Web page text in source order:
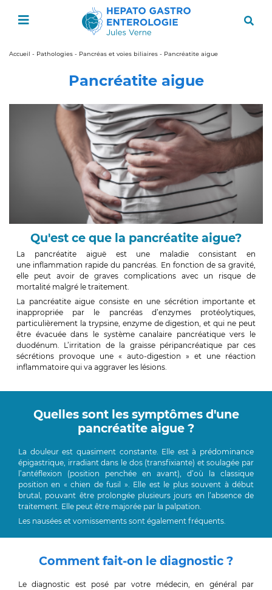
Accueil - Pathologies - Pancréas et voies biliaires - Pancréatite aigue
Pancréatite aigue
Qu'est ce que la pancréatite aigue?
La pancréatite aiguë est une maladie consistant en
une inflammation rapide du pancréas. En fonction de sa gravité,
elle peut avoir de graves complications avec un risque de
mortalité malgré le traitement.
La pancréatite aigue consiste en une sécrétion importante et
inappropriée par le pancréas d’enzymes protéolytiques,
particulièrement la trypsine, enzyme de digestion, et qui ne peut
être évacuée dans le système canalaire pancréatique vers le
duodénum. L’irritation de la graisse péripancréatique par ces
sécrétions provoque une « auto-digestion » et une réaction
inflammatoire qui va aggraver les lésions.
Quelles sont les symptômes d'une
pancréatite aigue ?
La douleur est quasiment constante. Elle est à prédominance
épigastrique, irradiant dans le dos (transfixiante) et soulagée par
l’antéflexion (position penchée en avant), d’où la classique
position en « chien de fusil ». Elle est le plus souvent à début
brutal, pouvant être prolongée plusieurs jours en l’absence de
traitement. Elle peut être majorée par la palpation.
Les nausées et vomissements sont également fréquents.
Comment fait-on le diagnostic ?
Le diagnostic est posé par votre médecin, en général par